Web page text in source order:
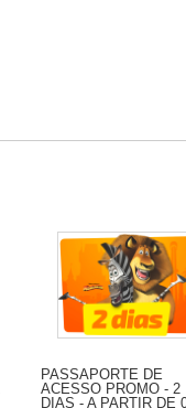
PASSAPORTE DE
ACESSO PROMO - 2
DIAS - A PARTIR DE